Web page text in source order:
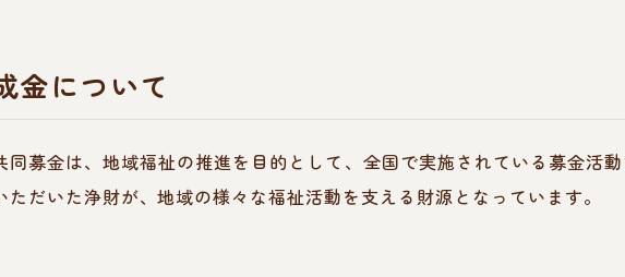
金について
同募金は、地域福祉の推進を目的として、全国で実施されている募金活
ただいた浄財が、地域の様々な福祉活動を支える財源となっています。